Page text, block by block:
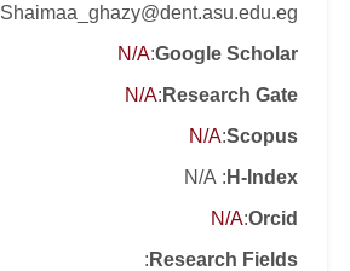
Shaimaa_ghazy@dent.asu.edu.eg
Google Scholar
:
N/A
Research Gate
:
N/A
Scopus
:
N/A
H-Index
: N/A
Orcid
:
N/A
Research Fields
: